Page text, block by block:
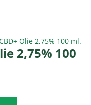
Olie 2,75% 100 ml.
2,75% 100